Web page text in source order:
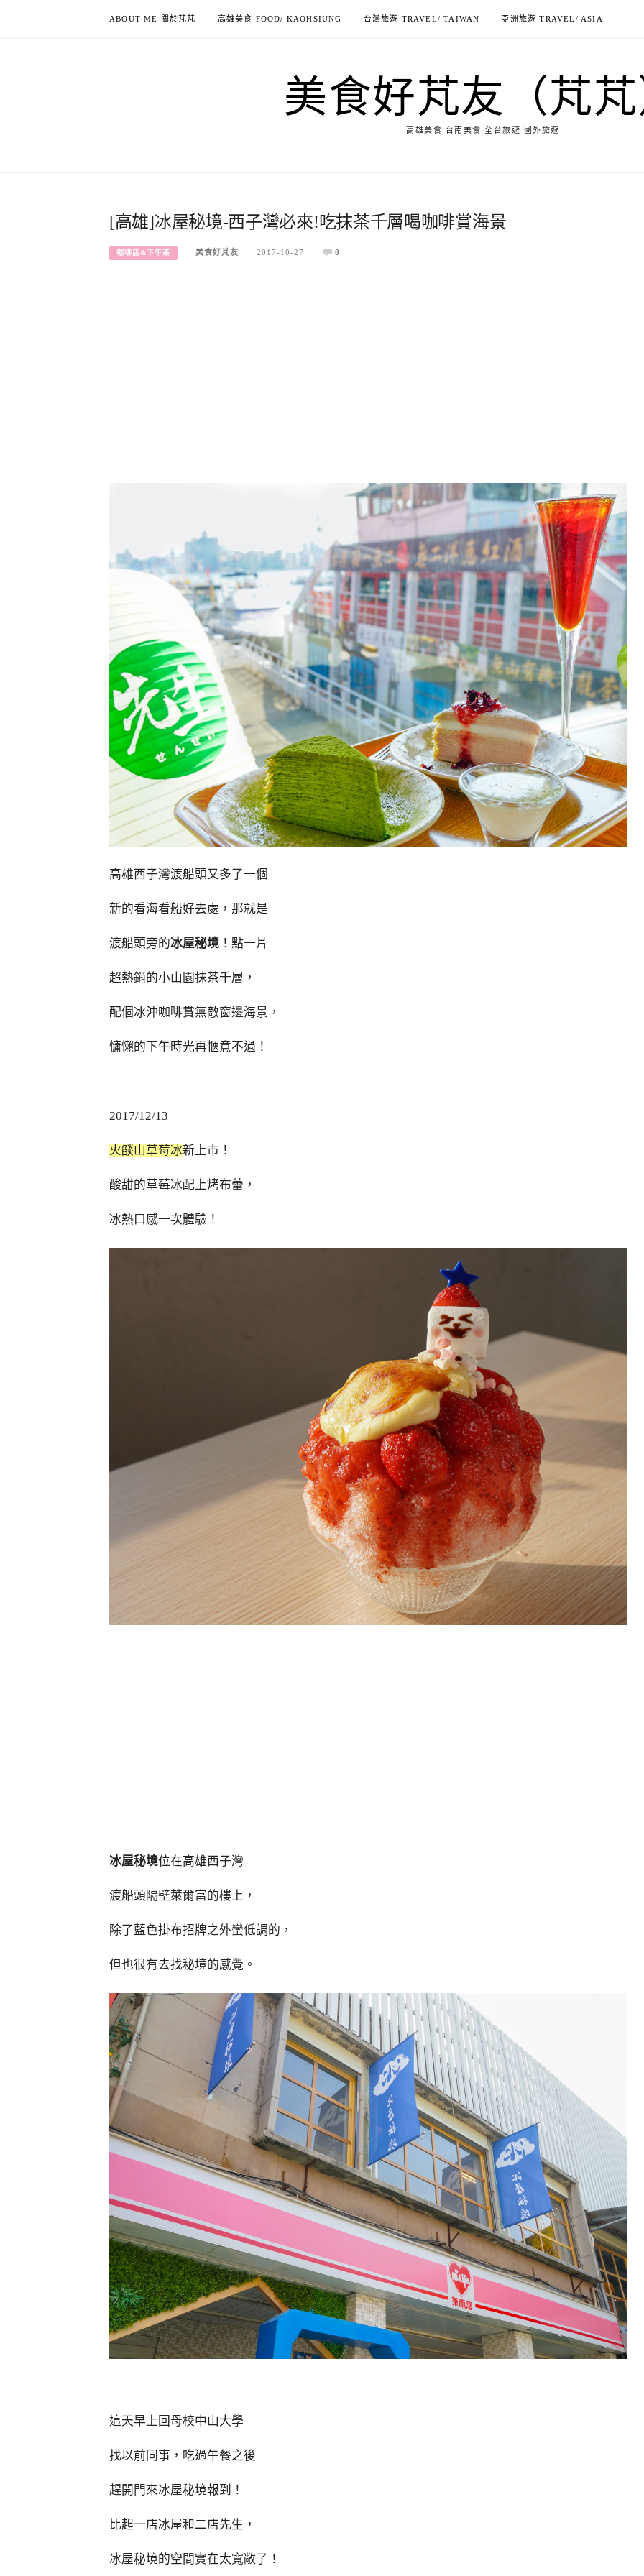
ABOUT ME 關於芃芃 高雄美食 FOOD/ KAOHSIUNG 台灣旅遊 TRAVEL/ TAIWAN 亞洲旅遊 TRAVEL/ ASIA
美食好芃友（芃芃
高雄美食 台南美食 全台旅遊 國外旅遊
[高雄]冰屋秘境-西子灣必來!吃抹茶千層喝咖啡賞海景
咖啡店&下午茶 美食好芃友 2017-10-27 0
高雄西子灣渡船頭又多了一個
新的看海看船好去處，那就是
渡船頭旁的冰屋秘境 ！點一片
超熱銷的小山園抹茶千層，
配個冰沖咖啡賞無敵窗邊海景，
慵懶的下午時光再愜意不過！
2017/12/13
火燄山草莓冰新上市！
酸甜的草莓冰配上烤布蕾，
冰熱口感一次體驗！
冰屋秘境位在高雄西子灣
渡船頭隔壁萊爾富的樓上，
除了藍色掛布招牌之外蠻低調的，
但也很有去找秘境的感覺。
這天早上回母校中山大學
找以前同事，吃過午餐之後
趕開門來冰屋秘境報到！
比起一店冰屋和二店先生，
冰屋秘境的空間實在太寬敞了！